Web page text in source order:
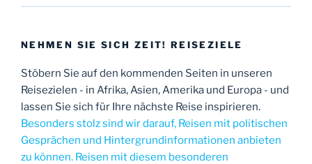
NEHMEN SIE SICH ZEIT! REISEZIELE
Stöbern Sie auf den kommenden Seiten in unseren
Reisezielen - in Afrika, Asien, Amerika und Europa - und
lassen Sie sich für Ihre nächste Reise inspirieren.
Besonders stolz sind wir darauf, Reisen mit politischen
Gesprächen und Hintergrundinformationen anbieten
zu können. Reisen mit diesem besonderen